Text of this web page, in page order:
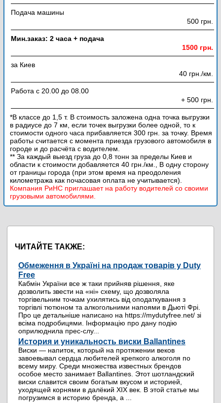
Подача машины
500 грн.
Мин.заказ: 2 часа + подача
1500 грн.
за Киев
40 грн./км.
Работа с 20.00 до 08.00
+ 500 грн.
*В классе до 1,5 т. В стоимость заложена одна точка выгрузки
в радиусе до 7 км, если точек выгрузки более одной, то к
стоимости одного часа прибавляется 300 грн. за точку. Время
работы считается с момента приезда грузового автомобиля в
городе и до расчёта с водителем.
** За каждый выезд груза до 0,8 тонн за пределы Киев и
области к стоимости добавляется 40 грн./км., В одну сторону
от границы города (при этом время на преодоления
километража как почасовая оплата не учитывается).
Компания РиНС приглашает на работу водителей со своими
грузовыми автомобилями.
ЧИТАЙТЕ ТАКЖЕ:
Обмеження в Україні на продаж товарів у Duty
Free
Кабмін України все ж таки прийняв рішення, яке
дозволить звести на «ні» схему, що дозволяла
торгівельним точкам ухилятись від оподаткування з
торгівлі тютюном та алкогольними напоями в Дьюті Фрі.
Про це детальніше написано на https://mydutyfree.net/ зі
всіма подробицями. Інформацію про дану подію
оприлюднила прес-слу...
История и уникальность виски Ballantines
Виски — напиток, который на протяжении веков
завоевывал сердца любителей крепкого алкоголя по
всему миру. Среди множества известных брендов
особое место занимает Ballantines. Этот шотландский
виски славится своим богатым вкусом и историей,
уходящей корнями в далёкий XIX век. В этой статье мы
погрузимся в историю бренда, а ...